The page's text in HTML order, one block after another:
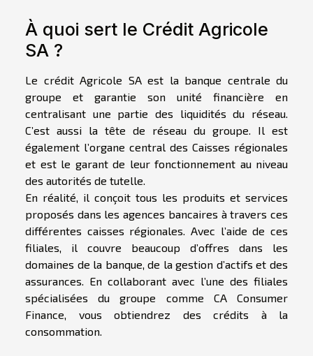
À quoi sert le Crédit Agricole
SA ?
Le crédit Agricole SA est la banque centrale du
groupe et garantie son unité financière en
centralisant une partie des liquidités du réseau.
C’est aussi la tête de réseau du groupe. Il est
également l’organe central des Caisses régionales
et est le garant de leur fonctionnement au niveau
des autorités de tutelle.
En réalité, il conçoit tous les produits et services
proposés dans les agences bancaires à travers ces
différentes caisses régionales. Avec l’aide de ces
filiales, il couvre beaucoup d’offres dans les
domaines de la banque, de la gestion d’actifs et des
assurances. En collaborant avec l’une des filiales
spécialisées du groupe comme CA Consumer
Finance, vous obtiendrez des crédits à la
consommation.